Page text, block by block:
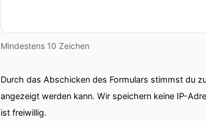
Mindestens 10 Zeichen
Durch das Abschicken des Formulars stimmst du
angezeigt werden kann. Wir speichern keine IP-
ist freiwillig.